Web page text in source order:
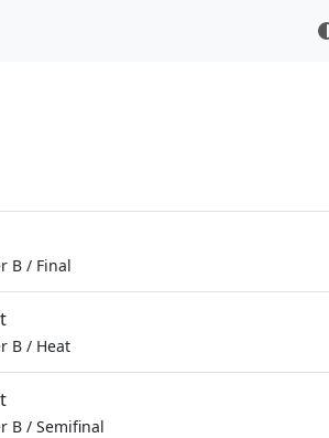
B / Final
B / Heat
B / Semifinal